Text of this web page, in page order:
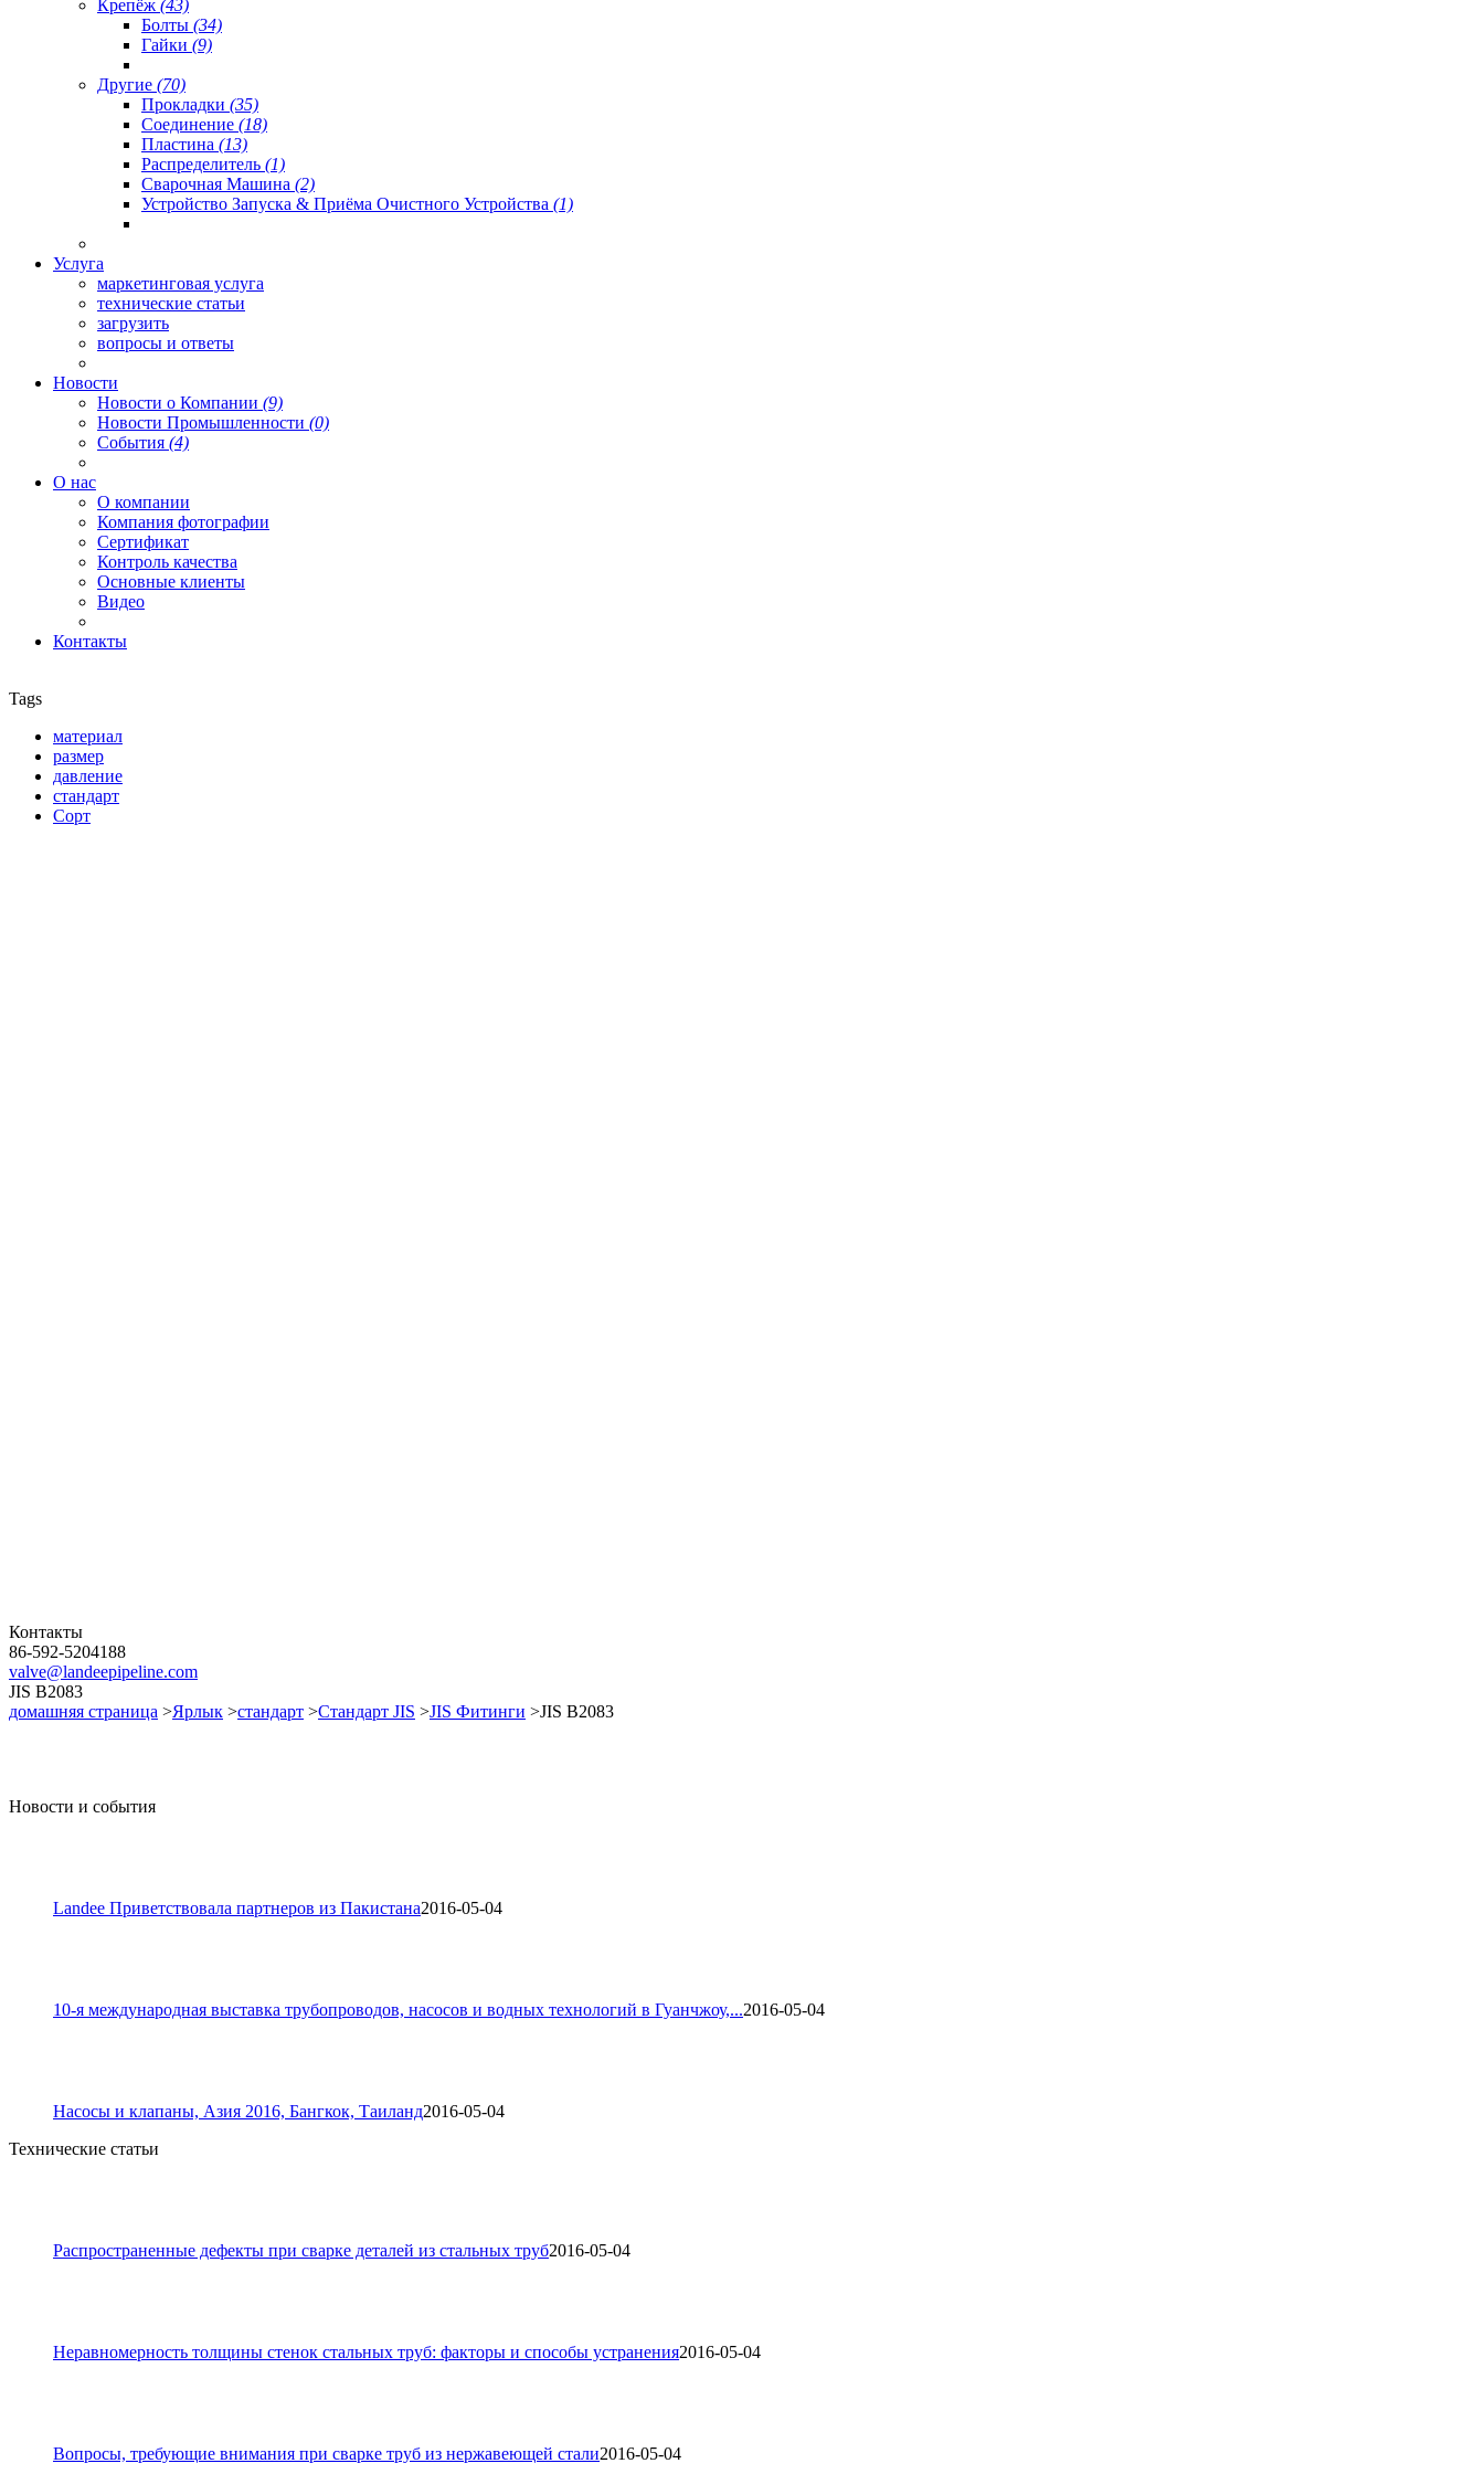
Крепёж (43)
Болты (34)
Гайки (9)
Другие (70)
Прокладки (35)
Соединение (18)
Пластина (13)
Распределитель (1)
Сварочная Машина (2)
Устройство Запуска & Приёма Очистного Устройства (1)
Услуга
маркетинговая услуга
технические статьи
загрузить
вопросы и ответы
Новости
Новости о Компании (9)
Новости Промышленности (0)
События (4)
О нас
О компании
Компания фотографии
Сертификат
Контроль качества
Основные клиенты
Видео
Контакты
Tags
материал
размер
давление
стандарт
Сорт
Контакты
86-592-5204188
valve@landeepipeline.com
JIS B2083
домашняя страница >Ярлык >стандарт >Стандарт JIS >JIS Фитинги >JIS B2083
Новости и события
Landee Приветствовала партнеров из Пакистана2016-05-04
10-я международная выставка трубопроводов, насосов и водных технологий в Гуанчжоу,...2016-05-04
Насосы и клапаны, Азия 2016, Бангкок, Таиланд2016-05-04
Технические статьи
Распространенные дефекты при сварке деталей из стальных труб2016-05-04
Неравномерность толщины стенок стальных труб: факторы и способы устранения2016-05-04
Вопросы, требующие внимания при сварке труб из нержавеющей стали2016-05-04